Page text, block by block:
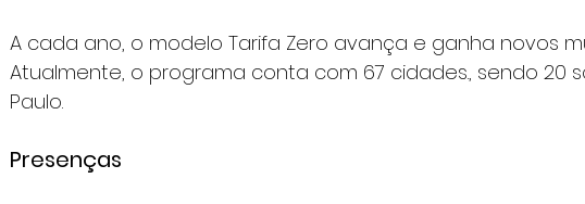
A cada ano, o modelo Tarifa Zero avança e ganha novos
Atualmente, o programa conta com 67 cidades., sendo 20
Paulo.
Presenças